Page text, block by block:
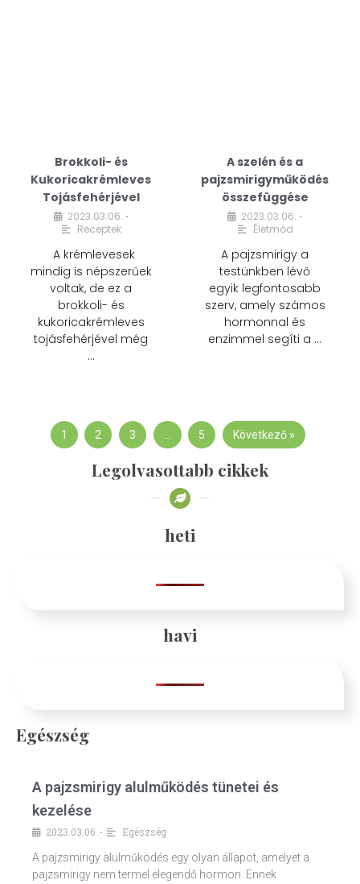
Brokkoli- és
Kukoricakrémleves
Tojásfehérjével
2023.03.06. •
Receptek
A krémlevesek
mindig is népszerűek
voltak, de ez a
brokkoli- és
kukoricakrémleves
tojásfehérjével még
…
A szelén és a
pajzsmirigyműködés
összefüggése
2023.03.06. •
Életmód
A pajzsmirigy a
testünkben lévő
egyik legfontosabb
szerv, amely számos
hormonnal és
enzimmel segíti a …
1 2 3 … 5 Következő »
Legolvasottabb cikkek
heti
havi
Egészség
A pajzsmirigy alulműködés tünetei és
kezelése
2023.03.06. •
Egészség
A pajzsmirigy alulműködés egy olyan állapot, amelyet a
pajzsmirigy nem termel elegendő hormon. Ennek